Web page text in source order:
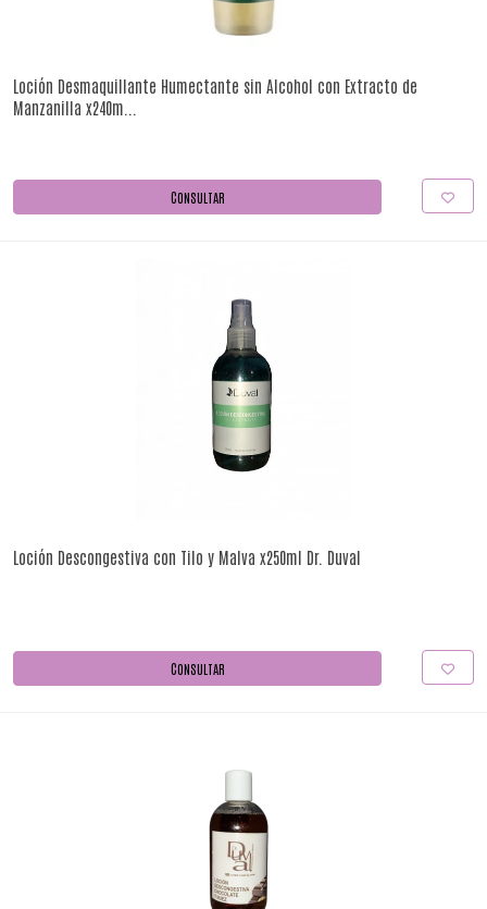
Loción Desmaquillante Humectante sin Alcohol con Extracto de
Manzanilla x240m...
CONSULTAR
Loción Descongestiva con Tilo y Malva x250ml Dr. Duval
CONSULTAR